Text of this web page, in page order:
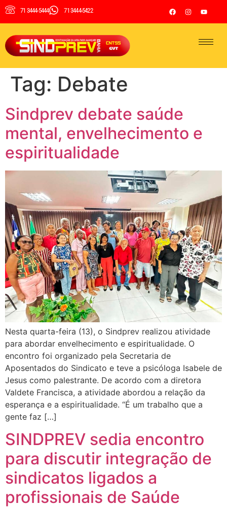
71 3444-5444 71 3444-5422
Tag: Debate
Sindprev debate saúde
mental, envelhecimento e
espiritualidade
Nesta quarta-feira (13), o Sindprev realizou atividade
para abordar envelhecimento e espiritualidade. O
encontro foi organizado pela Secretaria de
Aposentados do Sindicato e teve a psicóloga Isabele de
Jesus como palestrante. De acordo com a diretora
Valdete Francisca, a atividade abordou a relação da
esperança e a espiritualidade. “É um trabalho que a
gente faz […]
SINDPREV sedia encontro
para discutir integração de
sindicatos ligados a
profissionais de Saúde